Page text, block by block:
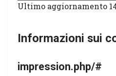
Ultimo aggiornamento
Informazioni sui
impression.php/#